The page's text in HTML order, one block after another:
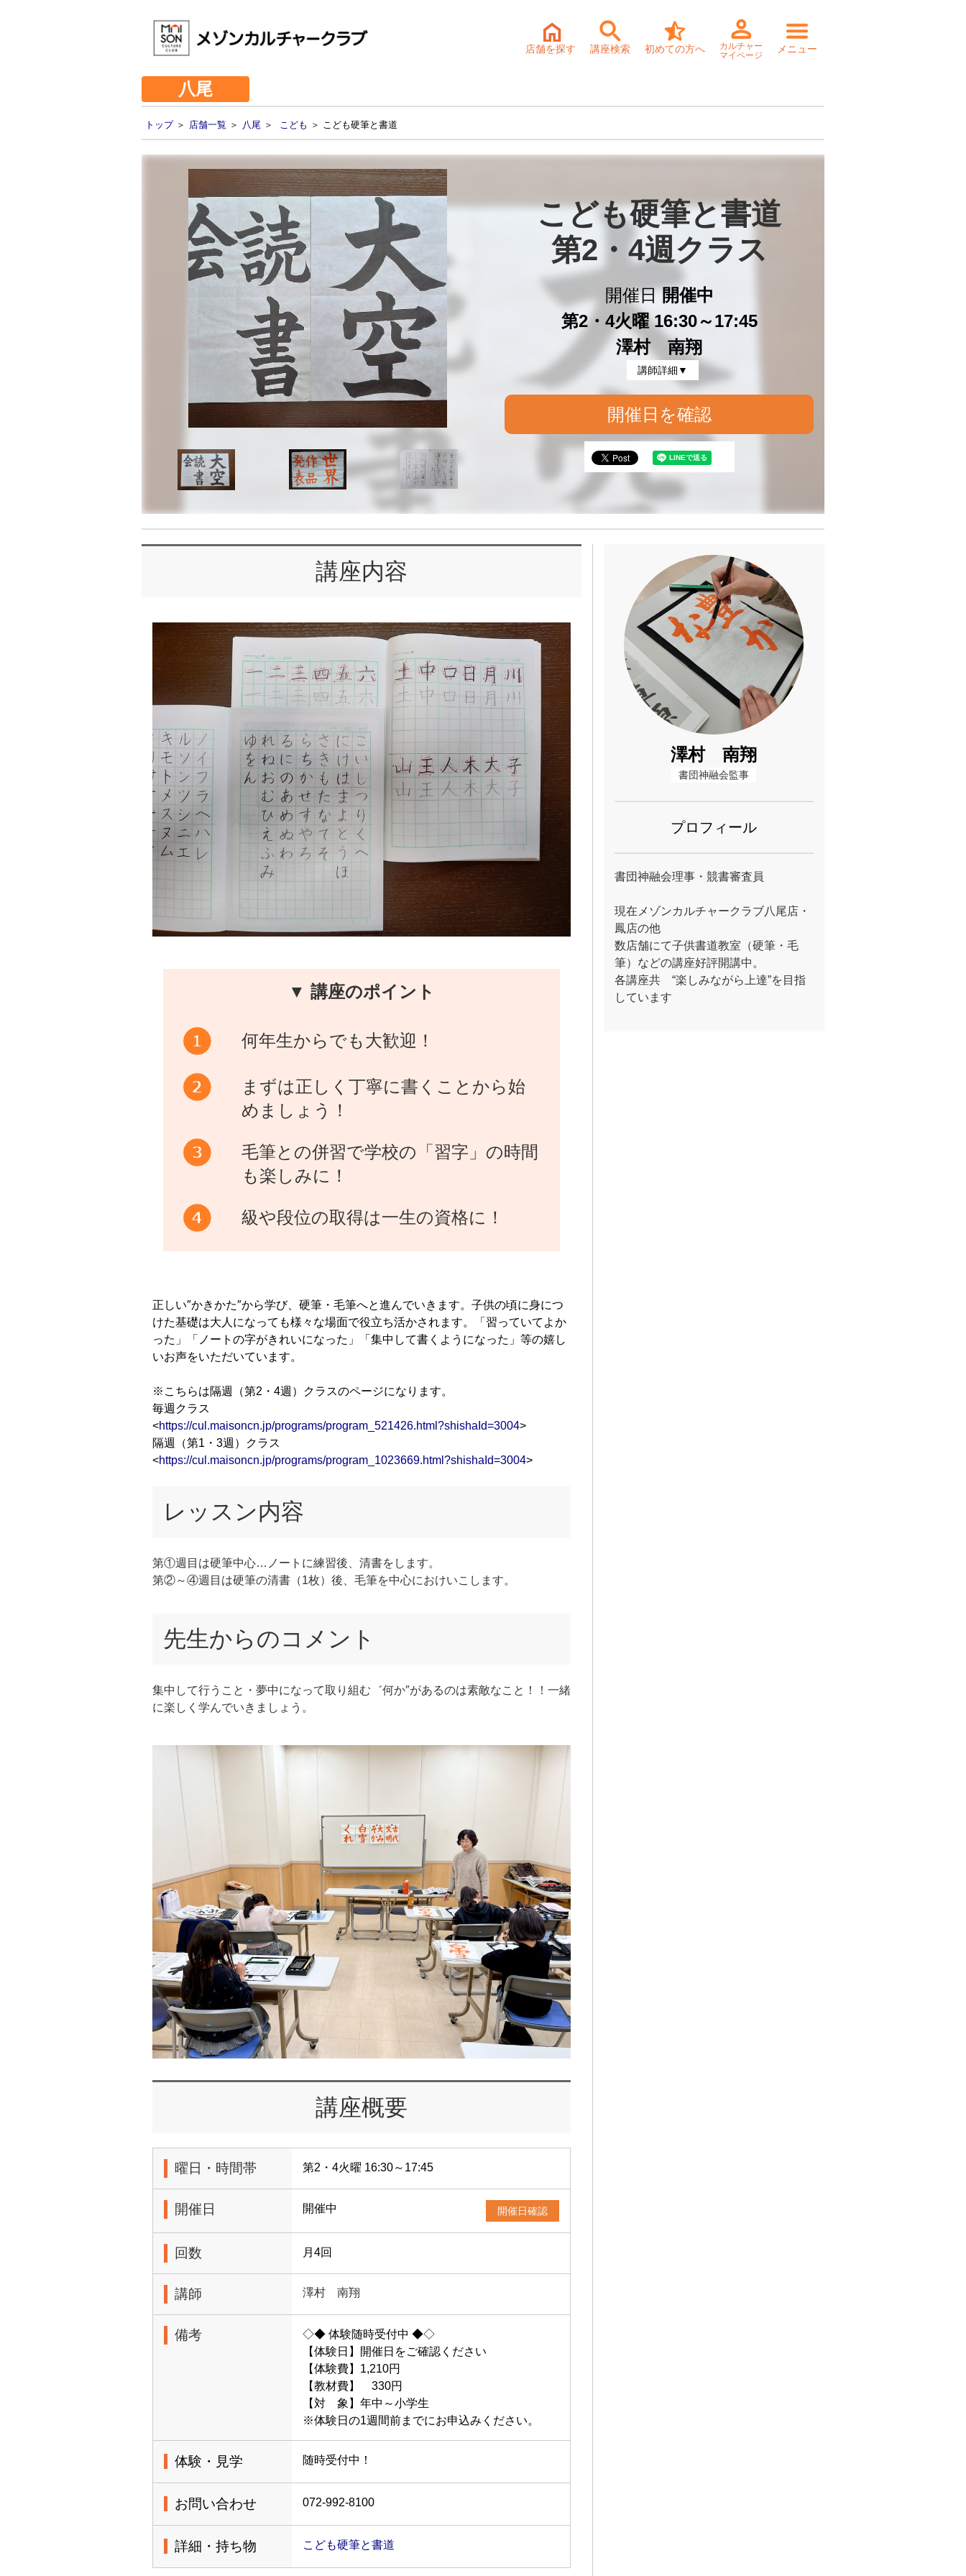
店舗を探す 講座検索 初めての方へ
カルチャー
マイページ
メニュー
八尾
トップ＞ 店舗一覧 ＞ 八尾 ＞ こども ＞ こども硬筆と書道
こども硬筆と書道
第2・4週クラス
開催日開催中
第2・4火曜 16:30～17:45
澤村 南翔
講師詳細▼
開催日を確認
講座内容
▼ 講座のポイント
何年生からでも大歓迎！
まずは正しく丁寧に書くことから始
めましょう！
毛筆との併習で学校の「習字」の時間
も楽しみに！
級や段位の取得は一生の資格に！
正しい″かきかた″から学び、硬筆・毛筆へと進んでいきます。子供の頃に身につ
けた基礎は大人になっても様々な場面で役立ち活かされます。「習っていてよか
った」「ノートの字がきれいになった」「集中して書くようになった」等の嬉し
いお声をいただいています。
※こちらは隔週（第2・4週）クラスのページになります。
毎週クラス
<https://cul.maisoncn.jp/programs/program_521426.html?shishaId=3004>
隔週（第1・3週）クラス
<https://cul.maisoncn.jp/programs/program_1023669.html?shishaId=3004>
レッスン内容
第①週目は硬筆中心…ノートに練習後、清書をします。
第②～④週目は硬筆の清書（1枚）後、毛筆を中心におけいこします。
先生からのコメント
集中して行うこと・夢中になって取り組む゛何か″があるのは素敵なこと！！一緒
に楽しく学んでいきましょう。
講座概要
曜日・時間帯 第2・4火曜 16:30～17:45
開催日 開催中 開催日確認
回数 月4回
講師 澤村 南翔
備考
◇◆ 体験随時受付中 ◆◇
【体験日】開催日をご確認ください
【体験費】1,210円
【教材費】 330円
【対 象】年中～小学生
※体験日の1週間前までにお申込みください。
体験・見学 随時受付中！
お問い合わせ 072-992-8100
詳細・持ち物 こども硬筆と書道
澤村 南翔
書団神融会監事
プロフィール
書団神融会理事・競書審査員
現在メゾンカルチャークラブ八尾店・
鳳店の他
数店舗にて子供書道教室（硬筆・毛
筆）などの講座好評開講中。
各講座共 “楽しみながら上達”を目指
しています